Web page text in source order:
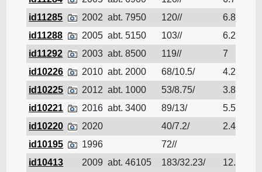
id11285
2002 abt. 7950 120// 6.8
id11288
2005 abt. 5150 103// 6.2
id11292
2003 abt. 8500 119// 7
id10226
2010 abt. 2000 68/10.5/ 4.2
id10225
2012 abt. 1000 53/8.75/ 3.8
id10221
2016 abt. 3400 89/13/ 5.5
id10220
2020 40/7.2/ 2.4
id10195
1996 72//
id10413
2009 abt. 46105 183/32.23/ 12.21